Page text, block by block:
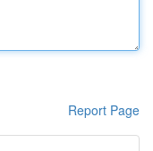
Report Page